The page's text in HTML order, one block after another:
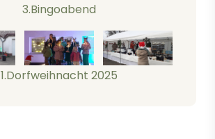
3.Bingoabend
1.Dorfweihnacht 2025